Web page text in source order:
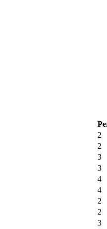
2
2
3
3
4
4
2
2
3